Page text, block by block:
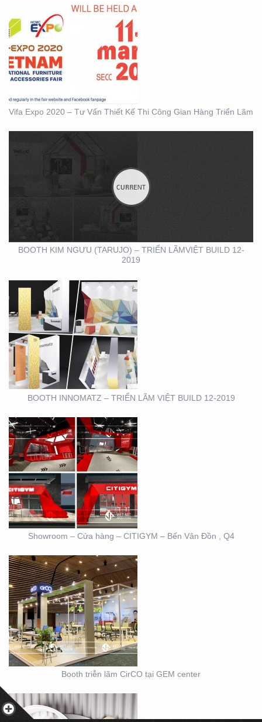
Vifa Expo 2020 – Tư Vấn Thiết Kế Thi Công Gian Hàng Triển Lãm
BOOTH KIM NGƯU
(TARUJO) – TRIỂN
LÃMVIỆT BUILD 12-2019
BOOTH KIM NGƯU (TARUJO) – TRIỂN LÃMVIỆT BUILD 12-
2019
BOOTH INNOMATZ –
TRIỂN LÃM VIỆT BUILD
BOOTH INNOMATZ – TRIỂN LÃM VIỆT BUILD 12-2019
SHOWROOM – CỬA
HÀNG – CITIGYM – BẾN
VÂN ĐỒN , Q4
Showroom – Cửa hàng – CITIGYM – Bến Vân Đồn , Q4
BOOTH TRIỄN LÃM
CIRCO TẠI GEM
CENTER
Booth triễn lãm CirCO tại GEM center
BOOTH TRIỄN LÃM
DOVE